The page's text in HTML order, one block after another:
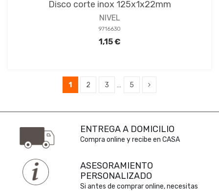
Disco corte inox 125x1x22mm
NIVEL
9716630
1,15 €
1 2 3 … 5
ENTREGA A DOMICILIO
Compra online y recibe en CASA
ASESORAMIENTO
PERSONALIZADO
Si antes de comprar online, necesitas